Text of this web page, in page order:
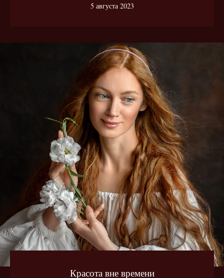
5 августа 2023
Красота вне времени